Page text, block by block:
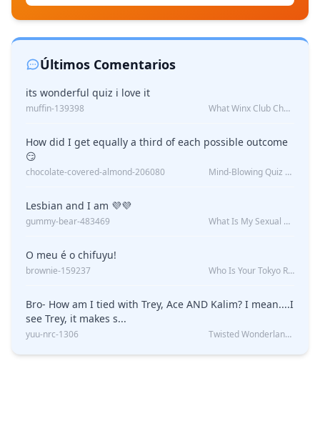
Últimos Comentarios
its wonderful quiz i love it
muffin-139398 What Winx Club Character Are You?
How did I get equally a third of each possible outcome
😏
chocolate-covered-almond-206080 Mind-Blowing Quiz Reveals: Will I Be Alone Forever?
Lesbian and I am 💜💜
gummy-bear-483469 What Is My Sexual Orientation: Uncovered
O meu é o chifuyu!
brownie-159237 Who Is Your Tokyo Revengers Boyfriend?
Bro- How am I tied with Trey, Ace AND Kalim? I mean....I
see Trey, it makes s...
yuu-nrc-1306 Twisted Wonderland Kin Quiz